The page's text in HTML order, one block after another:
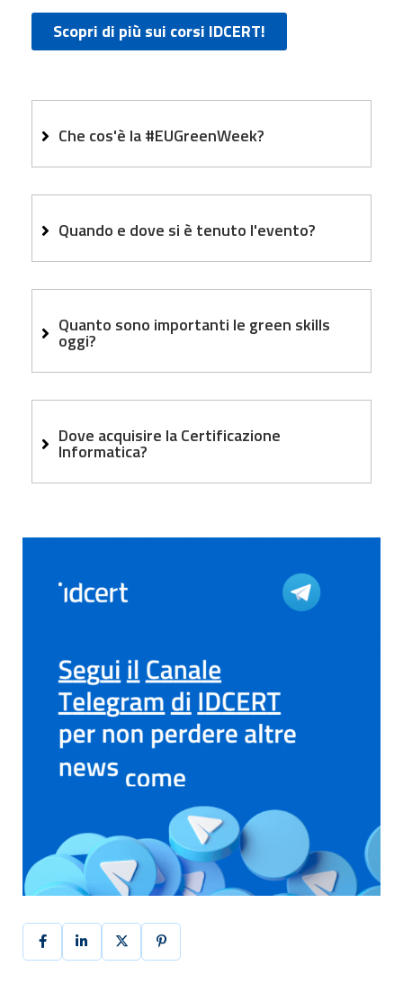
Scopri di più sui corsi IDCERT!
Che cos'è la #EUGreenWeek?
Quando e dove si è tenuto l'evento?
Quanto sono importanti le green skills
oggi?
Dove acquisire la Certificazione
Informatica?